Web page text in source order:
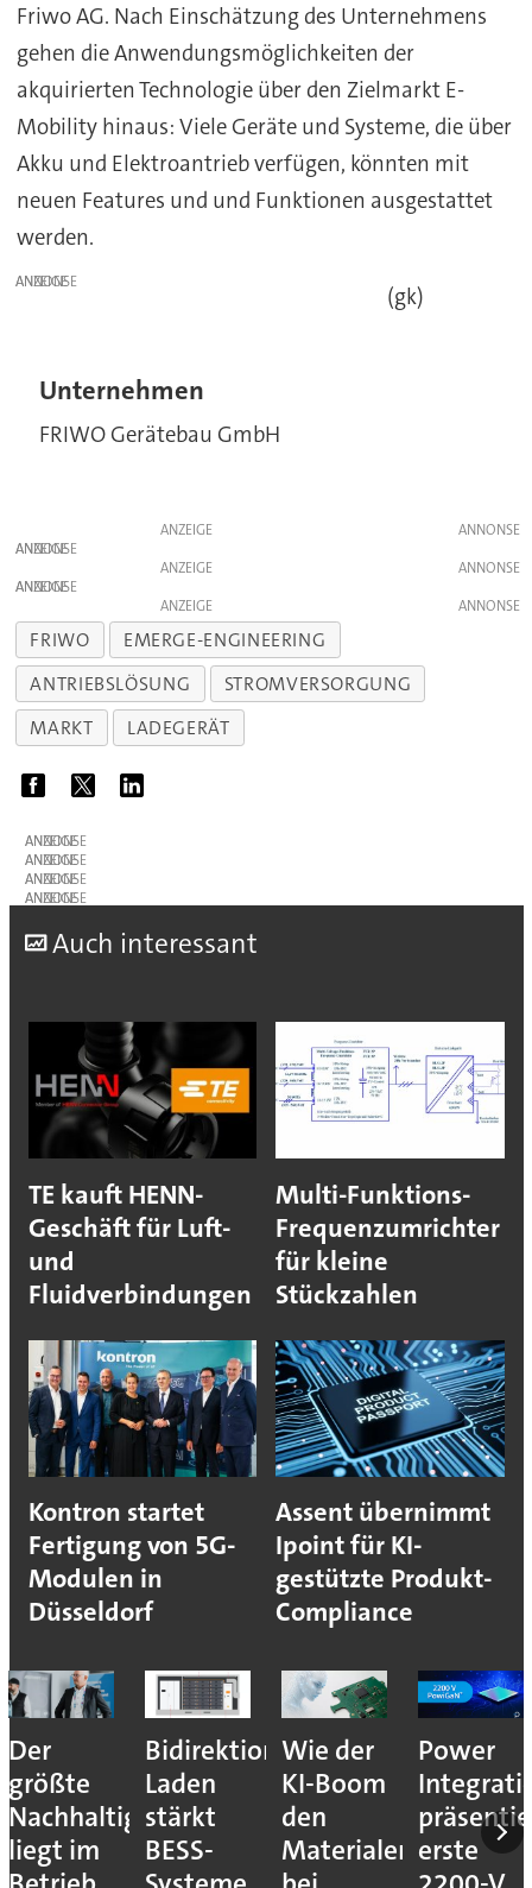
Friwo AG. Nach Einschätzung des Unternehmens
gehen die Anwendungsmöglichkeiten der
akquirierten Technologie über den Zielmarkt E-
Mobility hinaus: Viele Geräte und Systeme, die über
Akku und Elektroantrieb verfügen, könnten mit
neuen Features und und Funktionen ausgestattet
werden.
ANZEIGE
(gk)
Unternehmen
FRIWO Gerätebau GmbH
ANZEIGE
ANZEIGE
ANZEIGE
ANZEIGE
ANZEIGE
FRIWO
EMERGE-ENGINEERING
ANTRIEBSLÖSUNG
STROMVERSORGUNG
MARKT
LADEGERÄT
ANZEIGE
ANZEIGE
ANZEIGE
ANZEIGE
Auch interessant
TE kauft HENN-
Geschäft für Luft-
und
Fluidverbindungen
Multi-Funktions-
Frequenzumrichter
für kleine
Stückzahlen
Kontron startet
Fertigung von 5G-
Modulen in
Düsseldorf
Assent übernimmt
Ipoint für KI-
gestützte Produkt-
Compliance
Der
größte
Nachhaltigkeitshebel
liegt im
Bidirektionales
Laden
stärkt
BESS-
Wie der
KI-Boom
den
Materialengpass
Power
erste